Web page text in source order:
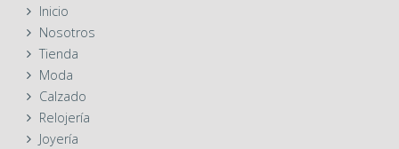
Inicio
Nosotros
Tienda
Moda
Calzado
Relojería
Joyería